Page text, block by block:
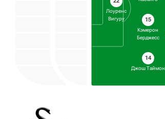
Лоуренс
Вигуру
15
Кэмерон
Берджесс
14
Джош Таймон